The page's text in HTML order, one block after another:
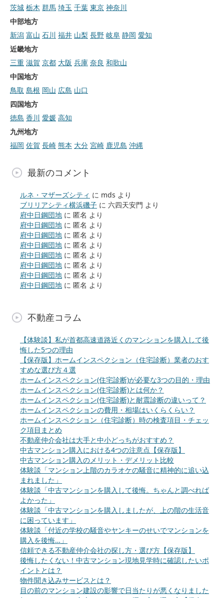
茨城 栃木 群馬 埼玉 千葉 東京 神奈川
中部地方
新潟 富山 石川 福井 山梨 長野 岐阜 静岡 愛知
近畿地方
三重 滋賀 京都 大阪 兵庫 奈良 和歌山
中国地方
鳥取 島根 岡山 広島 山口
四国地方
徳島 香川 愛媛 高知
九州地方
福岡 佐賀 長崎 熊本 大分 宮崎 鹿児島 沖縄
最新のコメント
ルネ・マザーズシティ に mds より
ブリリアシティ横浜磯子 に 六四天安門 より
府中日鋼団地 に 匿名 より
府中日鋼団地 に 匿名 より
府中日鋼団地 に 匿名 より
府中日鋼団地 に 匿名 より
府中日鋼団地 に 匿名 より
府中日鋼団地 に 匿名 より
府中日鋼団地 に 匿名 より
府中日鋼団地 に 匿名 より
不動産コラム
【体験談】私が首都高速道路近くのマンションを購入して後
悔した5つの理由
【保存版】ホームインスペクション（住宅診断）業者のおす
すめな選び方４選
ホームインスペクション(住宅診断)が必要な3つの目的・理由
ホームインスペクション(住宅診断)とは何か？
ホームインスペクション(住宅診断)と耐震診断の違いって？
ホームインスペクションの費用・相場はいくらくらい？
ホームインスペクション（住宅診断）時の検査項目・チェッ
ク項目まとめ
不動産仲介会社は大手と中小どっちがおすすめ？
中古マンション購入における4つの注意点【保存版】
中古マンション購入のメリット・デメリット比較
体験談「マンション上階のカラオケの騒音に精神的に追い込
まれました」
体験談「中古マンションを購入して後悔。ちゃんと調べれば
よかった」
体験談「中古マンションを購入しましたが、上の階の生活音
に困っています」
体験談「付近の学校の騒音やヤンキーのせいでマンションを
購入を後悔…」
信頼できる不動産仲介会社の探し方・選び方【保存版】
後悔したくない！中古マンション現地見学時に確認したいポ
イントとは？
物件聞き込みサービスとは？
目の前のマンション建設の影響で日当たりが悪くなりました